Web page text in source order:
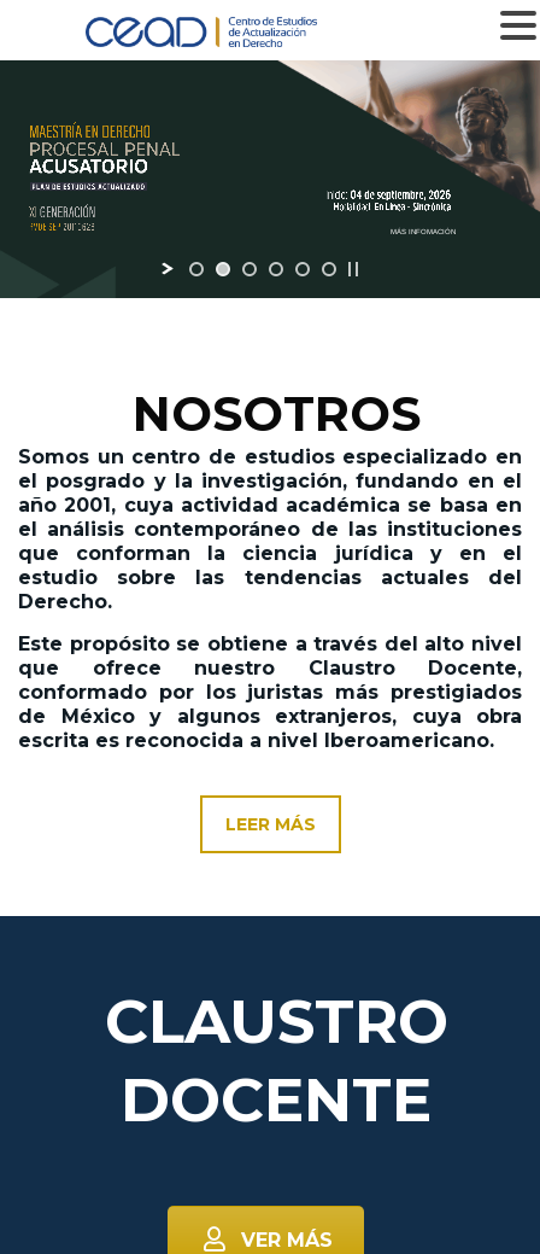
MÁS INFOMACIÓN
NOSOTROS
Somos un centro de estudios especializado en
el posgrado y la investigación,fundando en el
año 2001, cuya actividad académica se basa en
el análisis contemporáneo de las instituciones
que conforman la ciencia jurídica y en el
estudio sobre las tendencias actuales del
Derecho.
Este propósito se obtiene a través del alto nivel
que ofrece nuestro Claustro Docente,
conformado por los juristas más prestigiados
de México y algunos extranjeros, cuya obra
escrita es reconocida a nivel Iberoamericano.
LEER MÁS
CLAUSTRO
DOCENTE
VER MÁS